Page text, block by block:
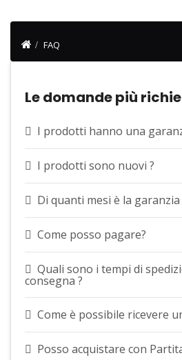
FAQ
Le domande più
I prodotti hanno una
I prodotti sono nuovi ?
Di quanti mesi è la
Come posso pagare?
Quali sono i tempi di
consegna ?
Come è possibile ricevere
Posso acquistare con